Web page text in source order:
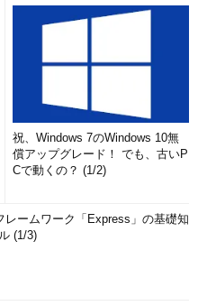
定ファイルは
share/fontconfig/conf.avail/」
あるファイルへのシンボリック
。
30分】本記事の初出時、
serif』（ひげ飾り付きのフォ
ありましたが、serifとsans-
た。お詫びして訂正いたしま
（編集部）。
祝、Windows 7のWindows 10無
償アップグレード！ でも、古いP
Cで動くの？ (1/2)
レームワーク「Express」の基礎知
(1/3)